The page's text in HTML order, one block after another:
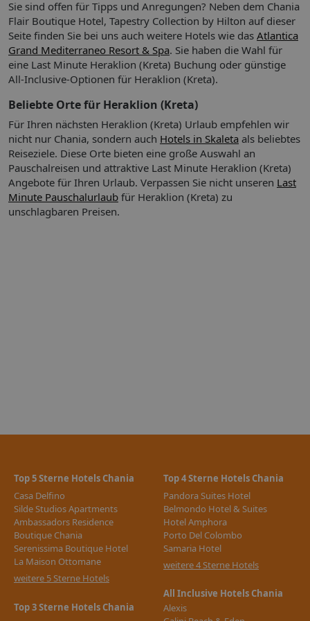
Sie sind offen für Tipps und Anregungen? Neben dem Chania
Flair Boutique Hotel, Tapestry Collection by Hilton auf dieser
Seite finden Sie bei uns auch weitere Hotels wie das Atlantica
Grand Mediterraneo Resort & Spa. Sie haben die Wahl für
eine Last Minute Heraklion (Kreta) Buchung oder günstige
All-Inclusive-Optionen für Heraklion (Kreta).
Beliebte Orte für Heraklion (Kreta)
Für Ihren nächsten Heraklion (Kreta) Urlaub empfehlen wir
nicht nur Chania, sondern auch Hotels in Skaleta als beliebtes
Reiseziele. Diese Orte bieten eine große Auswahl an
Pauschalreisen und attraktive Last Minute Heraklion (Kreta)
Angebote für Ihren Urlaub. Verpassen Sie nicht unseren Last
Minute Pauschalurlaub für Heraklion (Kreta) zu
unschlagbaren Preisen.
Top 5 Sterne Hotels Chania
Casa Delfino
Silde Studios Apartments
Ambassadors Residence
Boutique Chania
Serenissima Boutique Hotel
La Maison Ottomane
weitere 5 Sterne Hotels
Top 4 Sterne Hotels Chania
Pandora Suites Hotel
Belmondo Hotel & Suites
Hotel Amphora
Porto Del Colombo
Samaria Hotel
weitere 4 Sterne Hotels
Top 3 Sterne Hotels Chania
All Inclusive Hotels Chania
Alexis